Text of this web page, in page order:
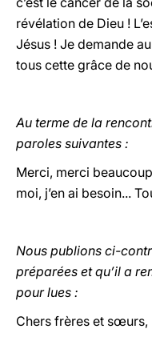
révélation de Dieu !
Jésus ! Je demande
tous cette grâce de
Au terme de la
paroles suivantes :
Merci, merci
moi, j’en ai besoin...
Nous publions ci-
préparées et qu’il a
pour lues :
Chers frères et sœurs,